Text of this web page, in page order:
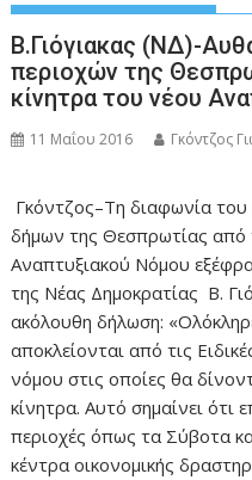
Β.Γιόγιακας (ΝΔ)-
περιοχών της
κίνητρα του νέου
11 Μαΐου 2016 Γκόντζος
Γκόντζος–Τη διαφωνία
δήμων της Θεσπρωτίας από
Αναπτυξιακού Νόμου
της Νέας Δημοκρατίας Β.
ακόλουθη δήλωση:
αποκλείονται από τις
νόμου στις οποίες θα
κίνητρα. Αυτό σημαίνει ότι
περιοχές όπως τα Σύβοτα
κέντρα οικονομικής